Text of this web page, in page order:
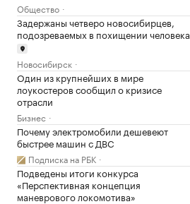
Общество
Задержаны четверо новосибирцев,
подозреваемых в похищении человека
Новосибирск
Один из крупнейших в мире
лоукостеров сообщил о кризисе
отрасли
Бизнес
Почему электромобили дешевеют
быстрее машин с ДВС
Подписка на РБК
Подведены итоги конкурса
«Перспективная концепция
маневрового локомотива»